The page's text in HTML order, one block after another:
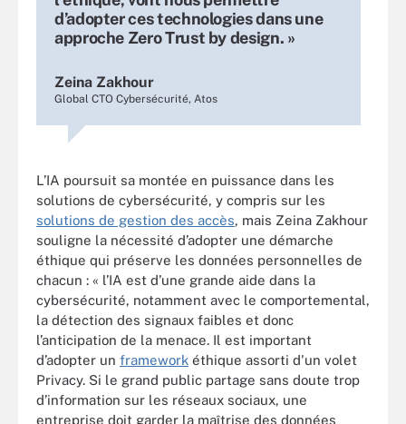
d’adopter ces technologies dans une
approche Zero Trust by design. »
Zeina Zakhour
Global CTO Cybersécurité, Atos
L’IA poursuit sa montée en puissance dans les
solutions de cybersécurité, y compris sur les
solutions de gestion des accès, mais Zeina Zakhour
souligne la nécessité d’adopter une démarche
éthique qui préserve les données personnelles de
chacun : « l’IA est d’une grande aide dans la
cybersécurité, notamment avec le comportemental,
la détection des signaux faibles et donc
l’anticipation de la menace. Il est important
d’adopter un framework éthique assorti d'un volet
Privacy. Si le grand public partage sans doute trop
d’information sur les réseaux sociaux, une
entreprise doit garder la maîtrise des données